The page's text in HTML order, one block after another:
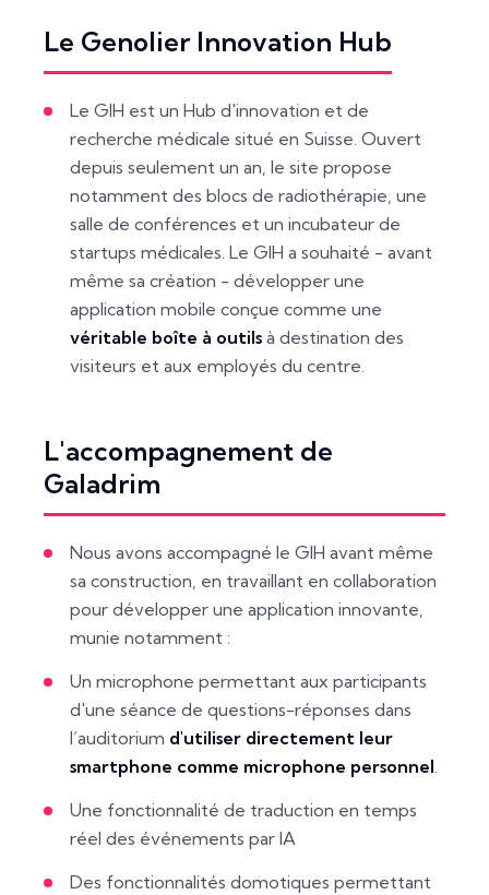
Le Genolier Innovation Hub
Le GIH est un Hub d'innovation et de
recherche médicale situé en Suisse. Ouvert
depuis seulement un an, le site propose
notamment des blocs de radiothérapie, une
salle de conférences et un incubateur de
startups médicales. Le GIH a souhaité - avant
même sa création - développer une
application mobile conçue comme une
véritable boîte à outils à destination des
visiteurs et aux employés du centre.
L'accompagnement de
Galadrim
Nous avons accompagné le GIH avant même
sa construction, en travaillant en collaboration
pour développer une application innovante,
munie notamment :
Un microphone permettant aux participants
d'une séance de questions-réponses dans
l’auditorium d'utiliser directement leur
smartphone comme microphone personnel.
Une fonctionnalité de traduction en temps
réel des événements par IA
Des fonctionnalités domotiques permettant